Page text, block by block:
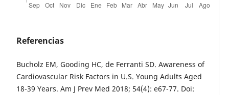
Referencias
Bucholz EM, Gooding HC, de Ferranti SD. Awareness of
Cardiovascular Risk Factors in U.S. Young Adults Aged
18-39 Years. Am J Prev Med 2018; 54(4): e67-77. Doi: